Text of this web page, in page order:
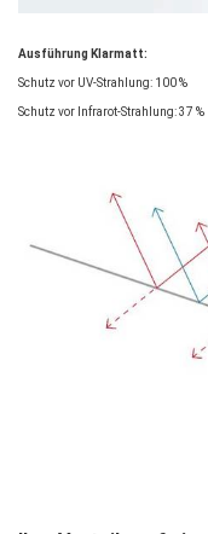
Ausführung Klarmatt:
Schutz vor UV-Strahlung: 100 %
Schutz vor Infrarot-Strahlung: 37 %